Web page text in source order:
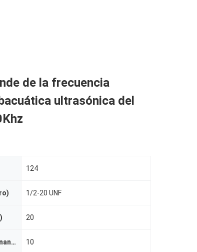
de la frecuencia
ultrasónica del
124
1/2-20 UNF
20
Impedancia de la resonancia 10